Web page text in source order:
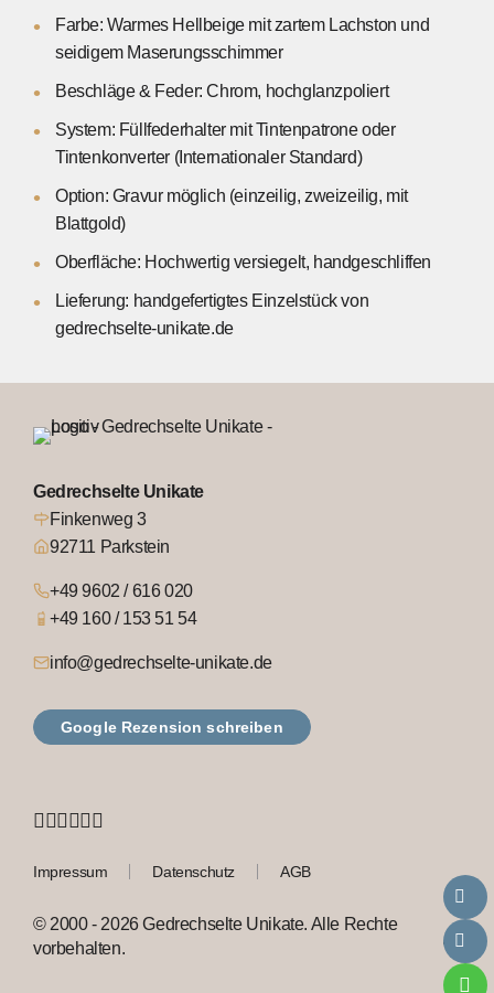
Farbe: Warmes Hellbeige mit zartem Lachston und
seidigem Maserungsschimmer
Beschläge & Feder: Chrom, hochglanzpoliert
System: Füllfederhalter mit Tintenpatrone oder
Tintenkonverter (Internationaler Standard)
Option: Gravur möglich (einzeilig, zweizeilig, mit
Blattgold)
Oberfläche: Hochwertig versiegelt, handgeschliffen
Lieferung: handgefertigtes Einzelstück von
gedrechselte-unikate.de
Gedrechselte Unikate
Finkenweg 3
92711 Parkstein
+49 9602 / 616 020
+49 160 / 153 51 54
info@gedrechselte-unikate.de
Google Rezension schreiben
Impressum Datenschutz AGB
© 2000 - 2026 Gedrechselte Unikate. Alle Rechte
vorbehalten.